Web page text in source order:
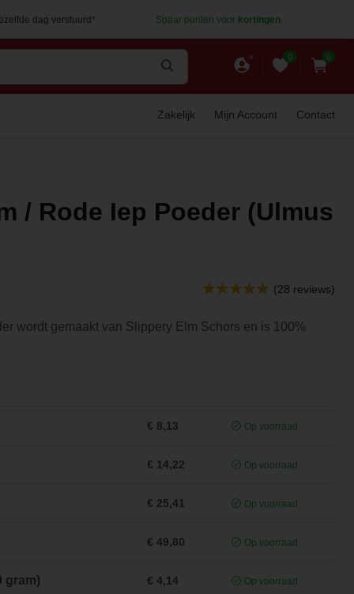
dag verstuurd* Spaar punten voor kortingen
0 0
Zakelijk Mijn Account Contact
/ Rode Iep Poeder (Ulmus
(28 reviews)
wordt gemaakt van Slippery Elm Schors en is 100%
€ 8,13 Op voorraad
€ 14,22 Op voorraad
€ 25,41 Op voorraad
€ 49,80 Op voorraad
gram) € 4,14 Op voorraad